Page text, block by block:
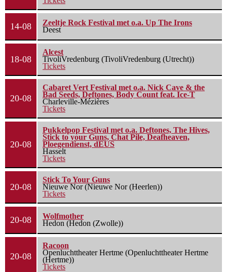
14-08
Zeeltje Rock Festival met o.a. Up The Irons
Deest
18-08
Alcest
TivoliVredenburg (TivoliVredenburg (Utrecht))
Tickets
20-08
Cabaret Vert Festival met o.a. Nick Cave & the
Bad Seeds, Deftones, Body Count feat. Ice-T
Charleville-Mézières
Tickets
20-08
Pukkelpop Festival met o.a. Deftones, The Hives,
Stick to your Guns, Chat Pile, Deafheaven,
Ploegendienst, dEUS
Hasselt
Tickets
20-08
Stick To Your Guns
Nieuwe Nor (Nieuwe Nor (Heerlen))
Tickets
20-08
Wolfmother
Hedon (Hedon (Zwolle))
20-08
Racoon
Openluchttheater Hertme (Openluchttheater Hertme
(Hertme))
Tickets